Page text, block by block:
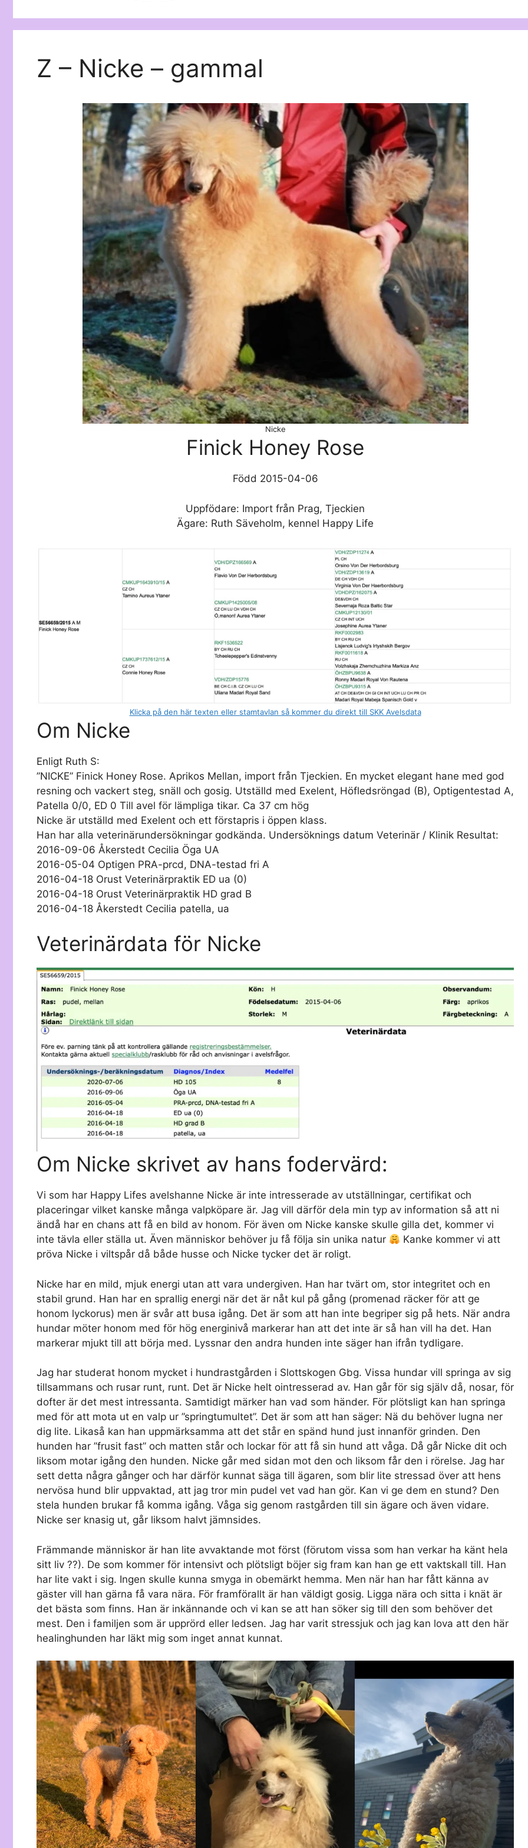
Z – Nicke – gammal
Nicke
Finick Honey Rose
Född 2015-04-06
Uppfödare: Import från Prag, Tjeckien
Ägare: Ruth Säveholm, kennel Happy Life
Klicka på den här texten eller stamtavlan så kommer du direkt till SKK Avelsdata
Om Nicke
Enligt Ruth S:
”NICKE” Finick Honey Rose. Aprikos Mellan, import från Tjeckien. En mycket elegant hane med god
resning och vackert steg, snäll och gosig. Utställd med Exelent, Höfledsröngad (B), Optigentestad A,
Patella 0/0, ED 0 Till avel för lämpliga tikar. Ca 37 cm hög
Nicke är utställd med Exelent och ett förstapris i öppen klass.
Han har alla veterinärundersökningar godkända. Undersöknings datum Veterinär / Klinik Resultat:
2016-09-06 Åkerstedt Cecilia Öga UA
2016-05-04 Optigen PRA-prcd, DNA-testad fri A
2016-04-18 Orust Veterinärpraktik ED ua (0)
2016-04-18 Orust Veterinärpraktik HD grad B
2016-04-18 Åkerstedt Cecilia patella, ua
Veterinärdata för Nicke
Om Nicke skrivet av hans fodervärd:
Vi som har Happy Lifes avelshanne Nicke är inte intresserade av utställningar, certifikat och
placeringar vilket kanske många valpköpare är. Jag vill därför dela min typ av information så att ni
ändå har en chans att få en bild av honom. För även om Nicke kanske skulle gilla det, kommer vi
inte tävla eller ställa ut. Även människor behöver ju få följa sin unika natur
Kanke kommer vi att
pröva Nicke i viltspår då både husse och Nicke tycker det är roligt.
Nicke har en mild, mjuk energi utan att vara undergiven. Han har tvärt om, stor integritet och en
stabil grund. Han har en sprallig energi när det är nåt kul på gång (promenad räcker för att ge
honom lyckorus) men är svår att busa igång. Det är som att han inte begriper sig på hets. När andra
hundar möter honom med för hög energinivå markerar han att det inte är så han vill ha det. Han
markerar mjukt till att börja med. Lyssnar den andra hunden inte säger han ifrån tydligare.
Jag har studerat honom mycket i hundrastgården i Slottskogen Gbg. Vissa hundar vill springa av sig
tillsammans och rusar runt, runt. Det är Nicke helt ointresserad av. Han går för sig själv då, nosar, för
dofter är det mest intressanta. Samtidigt märker han vad som händer. För plötsligt kan han springa
med för att mota ut en valp ur ”springtumultet”. Det är som att han säger: Nä du behöver lugna ner
dig lite. Likaså kan han uppmärksamma att det står en spänd hund just innanför grinden. Den
hunden har ”frusit fast” och matten står och lockar för att få sin hund att våga. Då går Nicke dit och
liksom motar igång den hunden. Nicke går med sidan mot den och liksom får den i rörelse. Jag har
sett detta några gånger och har därför kunnat säga till ägaren, som blir lite stressad över att hens
nervösa hund blir uppvaktad, att jag tror min pudel vet vad han gör. Kan vi ge dem en stund? Den
stela hunden brukar få komma igång. Våga sig genom rastgården till sin ägare och även vidare.
Nicke ser knasig ut, går liksom halvt jämnsides.
Främmande människor är han lite avvaktande mot först (förutom vissa som han verkar ha känt hela
sitt liv ??). De som kommer för intensivt och plötsligt böjer sig fram kan han ge ett vaktskall till. Han
har lite vakt i sig. Ingen skulle kunna smyga in obemärkt hemma. Men när han har fått känna av
gäster vill han gärna få vara nära. För framförallt är han väldigt gosig. Ligga nära och sitta i knät är
det bästa som finns. Han är inkännande och vi kan se att han söker sig till den som behöver det
mest. Den i familjen som är upprörd eller ledsen. Jag har varit stressjuk och jag kan lova att den här
healinghunden har läkt mig som inget annat kunnat.